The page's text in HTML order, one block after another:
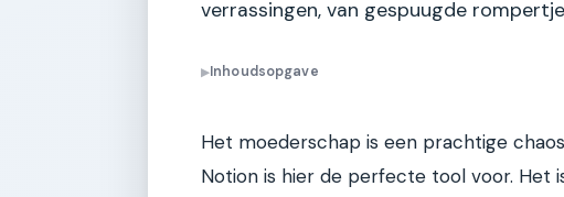
verrassingen, van gespuugde
▶Inhoudsopgave
Het moederschap is een prachtige
Notion is hier de perfecte tool voor. Het